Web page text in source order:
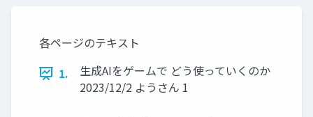
各ページのテキスト
1.
生成AIをゲームで どう使っていくのか
2023/12/2 ようさん 1